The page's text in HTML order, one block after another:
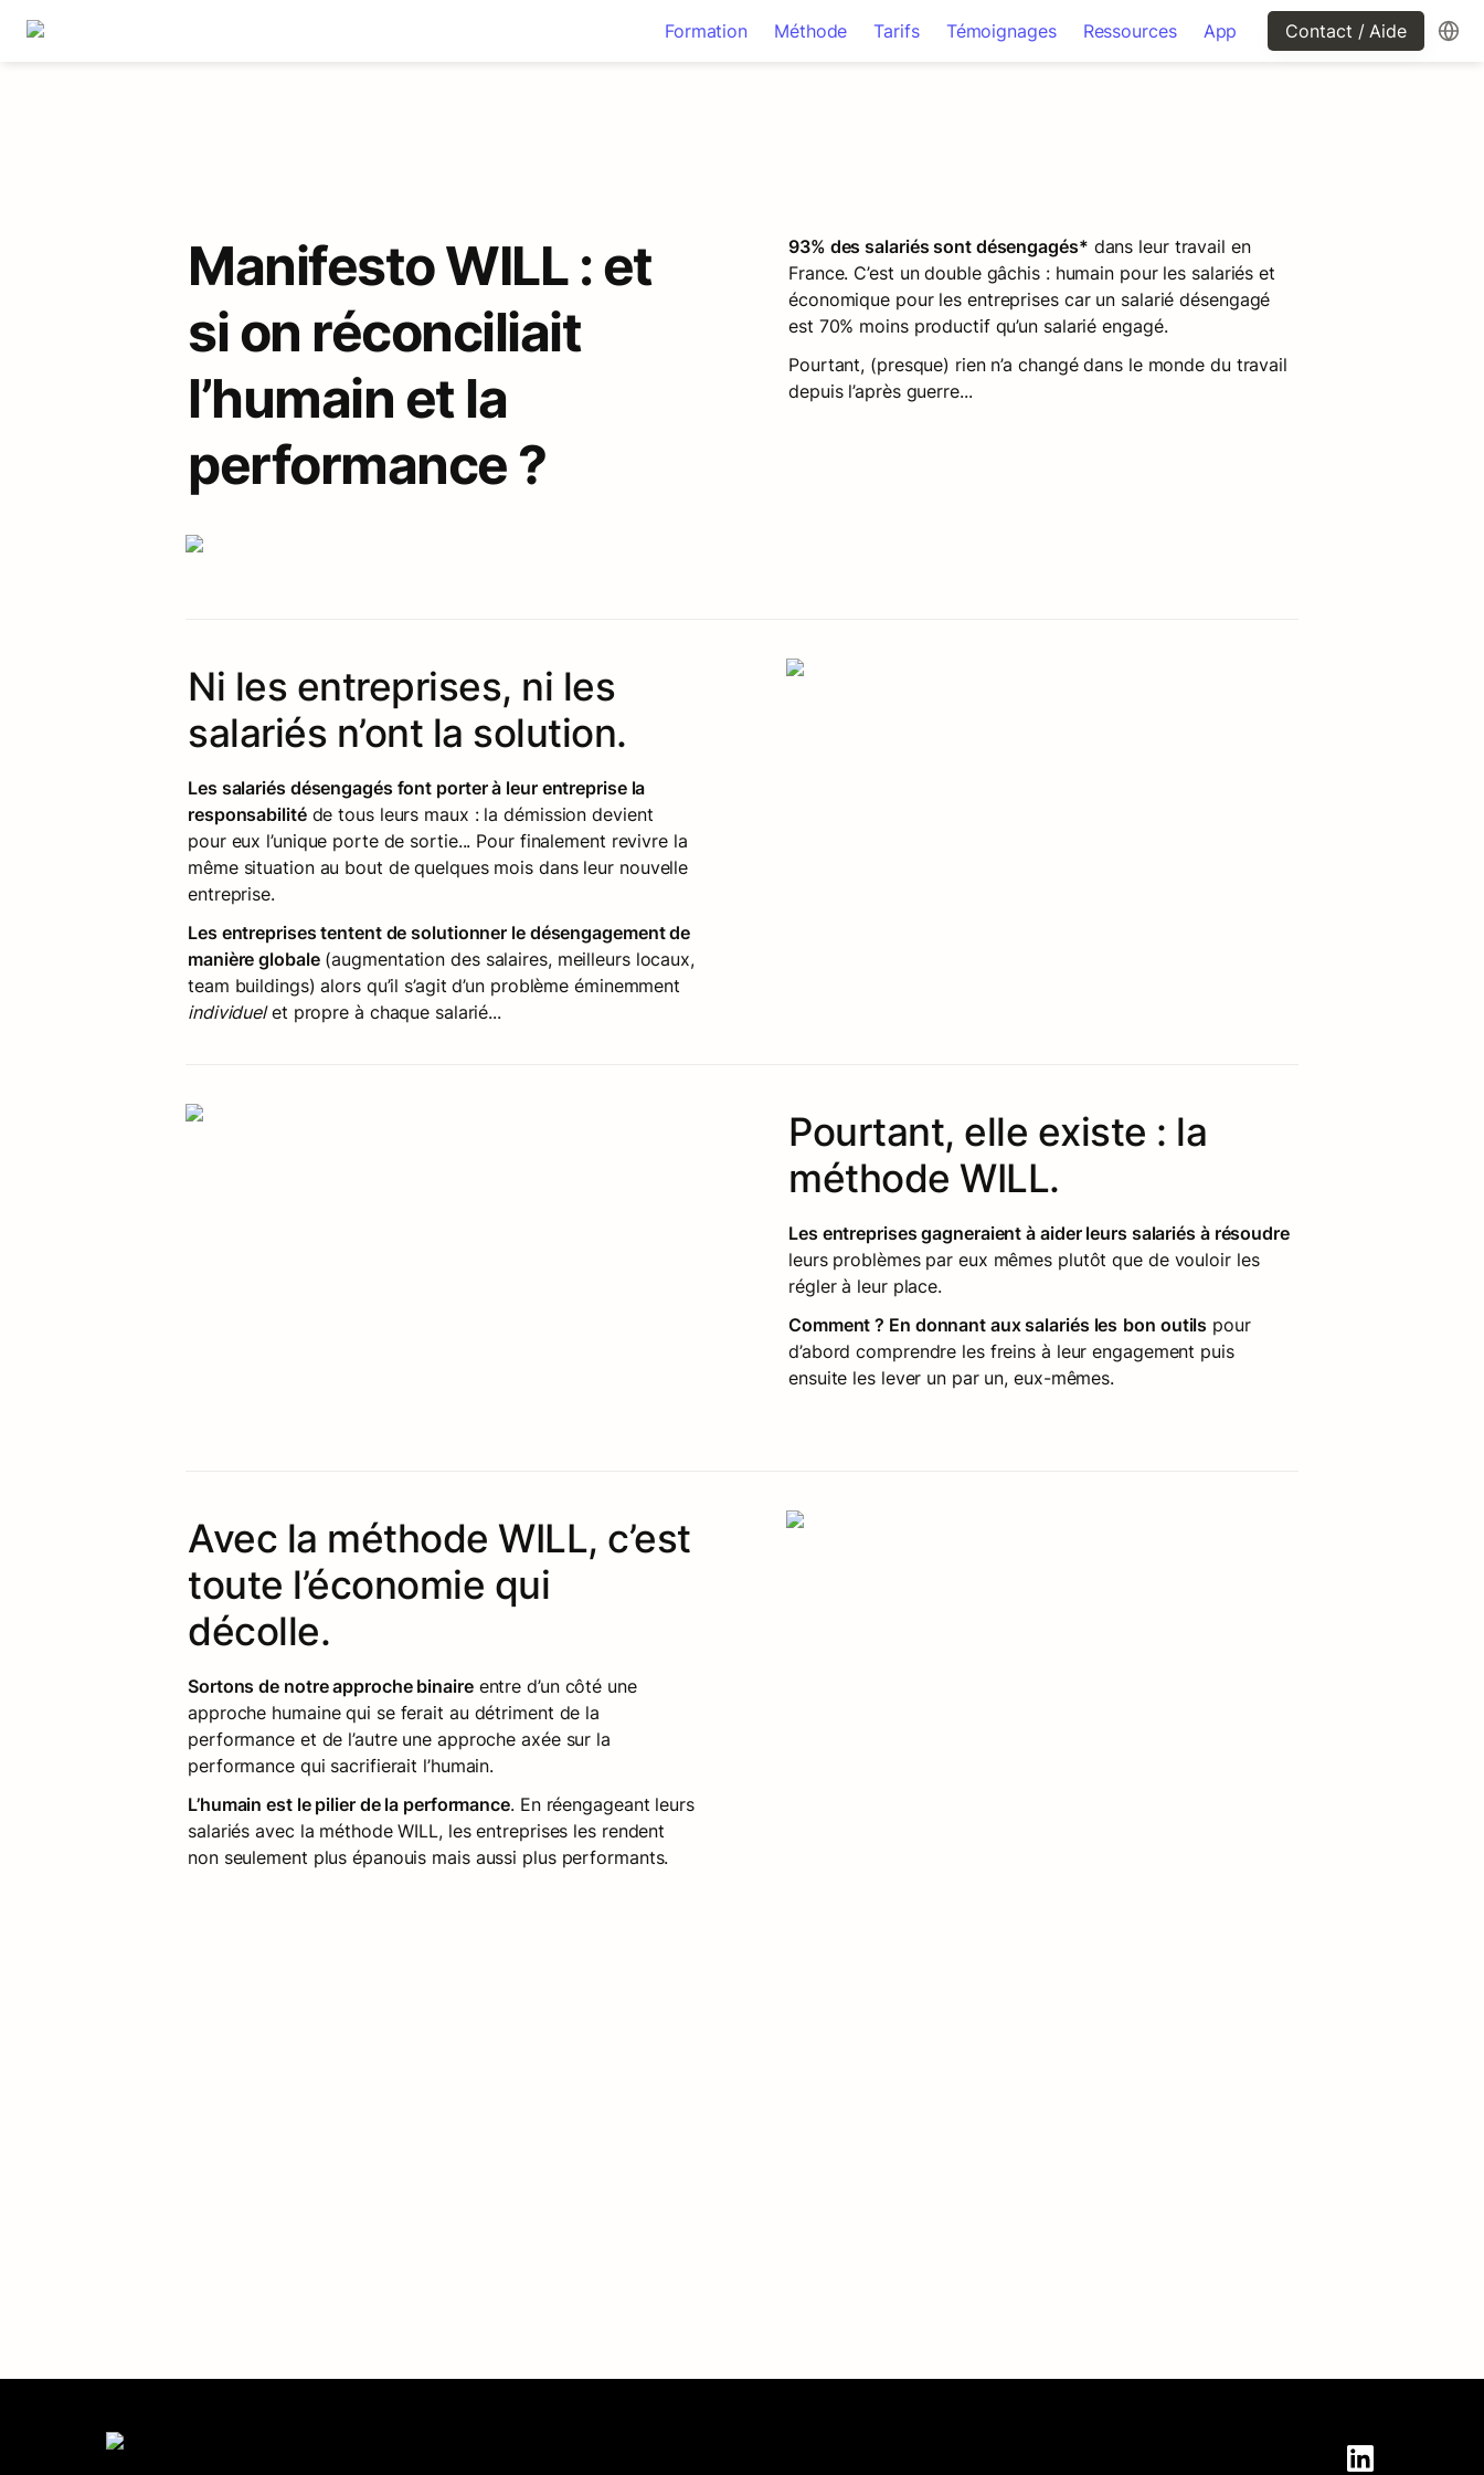
Formation Méthode Tarifs Témoignages Ressources App Contact / Aide
Manifesto WILL : et
si on réconciliait
l’humain et la
performance ?
93% des salariés sont désengagés* dans leur travail en
France. C’est un double gâchis : humain pour les salariés et
économique pour les entreprises car un salarié désengagé
est 70% moins productif qu’un salarié engagé.
Pourtant, (presque) rien n’a changé dans le monde du travail
depuis l’après guerre...
Ni les entreprises, ni les
salariés n’ont la solution.
Les salariés désengagés font porter à leur entreprise la
responsabilité de tous leurs maux : la démission devient
pour eux l’unique porte de sortie... Pour finalement revivre la
même situation au bout de quelques mois dans leur nouvelle
entreprise.
Les entreprises tentent de solutionner le désengagement de
manière globale (augmentation des salaires, meilleurs locaux,
individuel et propre à chaque salarié...
Pourtant, elle existe : la
méthode WILL.
Les entreprises gagneraient à aider leurs salariés à résoudre
leurs problèmes par eux mêmes plutôt que de vouloir les
régler à leur place.
Comment ? En donnant aux salariés les bon outils pour
d’abord comprendre les freins à leur engagement puis
ensuite les lever un par un, eux-mêmes.
Avec la méthode WILL, c’est
toute l’économie qui
décolle.
Sortons de notre approche binaire entre d’un côté une
approche humaine qui se ferait au détriment de la
performance et de l’autre une approche axée sur la
performance qui sacrifierait l’humain.
L’humain est le pilier de la performance. En réengageant leurs
salariés avec la méthode WILL, les entreprises les rendent
non seulement plus épanouis mais aussi plus performants.